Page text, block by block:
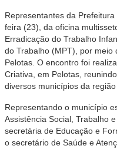
Representantes da
feira (23), da oficina
Erradicação do Trabalho
do Trabalho (MPT), por meio
Pelotas. O encontro foi
Criativa, em Pelotas,
diversos municípios da região
Representando o município
Assistência Social, Trabalho
secretária de Educação e
o secretário de Saúde e